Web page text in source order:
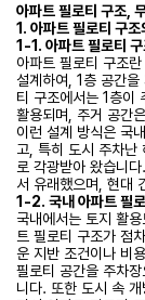
아파트 필로티 구조,
1. 아파트 필로티 구
1-1. 아파트 필로티 구
아파트 필로티 구조
설계하여, 1층 공간
티 구조에서는 1층이
활용되며, 주거 공간
이런 설계 방식은 국
고, 특히 도시 주차난
로 각광받아 왔습니
서 유래했으며, 현대
1-2. 국내 아파트 필
국내에서는 토지 활
트 필로티 구조가 점
운 지반 조건이나 비
필로티 공간을 주차
니다. 또한 도시 속